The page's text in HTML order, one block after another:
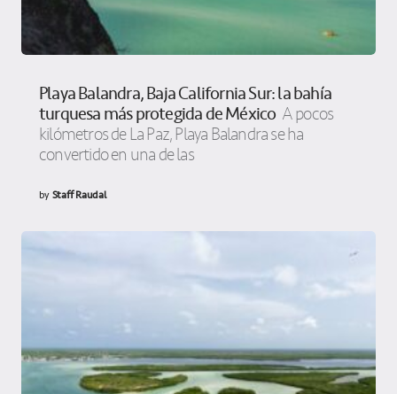
Playa Balandra, Baja California Sur: la bahía
turquesa más protegida de México A pocos
kilómetros de La Paz, Playa Balandra se ha
convertido en una de las
byStaff Raudal